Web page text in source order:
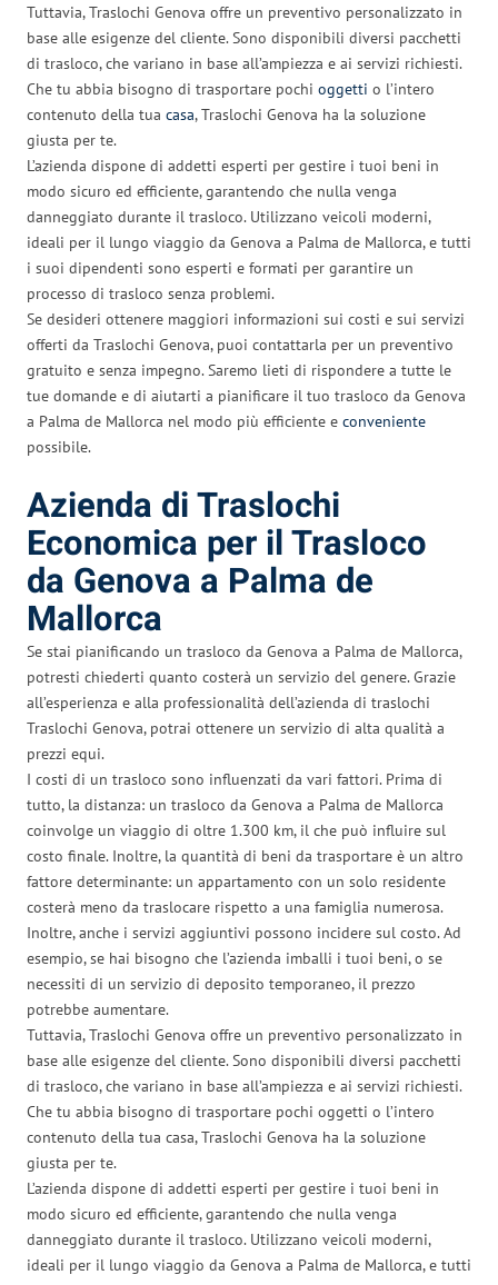
Tuttavia, Traslochi Genova offre un preventivo personalizzato in
base alle esigenze del cliente. Sono disponibili diversi pacchetti
di trasloco, che variano in base all’ampiezza e ai servizi richiesti.
Che tu abbia bisogno di trasportare pochi oggetti o l’intero
contenuto della tua casa, Traslochi Genova ha la soluzione
giusta per te.
L’azienda dispone di addetti esperti per gestire i tuoi beni in
modo sicuro ed efficiente, garantendo che nulla venga
danneggiato durante il trasloco. Utilizzano veicoli moderni,
ideali per il lungo viaggio da Genova a Palma de Mallorca, e tutti
i suoi dipendenti sono esperti e formati per garantire un
processo di trasloco senza problemi.
Se desideri ottenere maggiori informazioni sui costi e sui servizi
offerti da Traslochi Genova, puoi contattarla per un preventivo
gratuito e senza impegno. Saremo lieti di rispondere a tutte le
tue domande e di aiutarti a pianificare il tuo trasloco da Genova
a Palma de Mallorca nel modo più efficiente e conveniente
possibile.
Azienda di Traslochi
Economica per il Trasloco
da Genova a Palma de
Mallorca
Se stai pianificando un trasloco da Genova a Palma de Mallorca,
potresti chiederti quanto costerà un servizio del genere. Grazie
all’esperienza e alla professionalità dell’azienda di traslochi
Traslochi Genova, potrai ottenere un servizio di alta qualità a
prezzi equi.
I costi di un trasloco sono influenzati da vari fattori. Prima di
tutto, la distanza: un trasloco da Genova a Palma de Mallorca
coinvolge un viaggio di oltre 1.300 km, il che può influire sul
costo finale. Inoltre, la quantità di beni da trasportare è un altro
fattore determinante: un appartamento con un solo residente
costerà meno da traslocare rispetto a una famiglia numerosa.
Inoltre, anche i servizi aggiuntivi possono incidere sul costo. Ad
esempio, se hai bisogno che l’azienda imballi i tuoi beni, o se
necessiti di un servizio di deposito temporaneo, il prezzo
potrebbe aumentare.
Tuttavia, Traslochi Genova offre un preventivo personalizzato in
base alle esigenze del cliente. Sono disponibili diversi pacchetti
di trasloco, che variano in base all’ampiezza e ai servizi richiesti.
Che tu abbia bisogno di trasportare pochi oggetti o l’intero
contenuto della tua casa, Traslochi Genova ha la soluzione
giusta per te.
L’azienda dispone di addetti esperti per gestire i tuoi beni in
modo sicuro ed efficiente, garantendo che nulla venga
danneggiato durante il trasloco. Utilizzano veicoli moderni,
ideali per il lungo viaggio da Genova a Palma de Mallorca, e tutti